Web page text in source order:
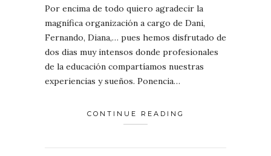
Por encima de todo quiero agradecir la
magnífica organización a cargo de Dani,
Fernando, Diana,… pues hemos disfrutado de
dos dias muy intensos donde profesionales
de la educación compartíamos nuestras
experiencias y sueños. Ponencia…
CONTINUE READING